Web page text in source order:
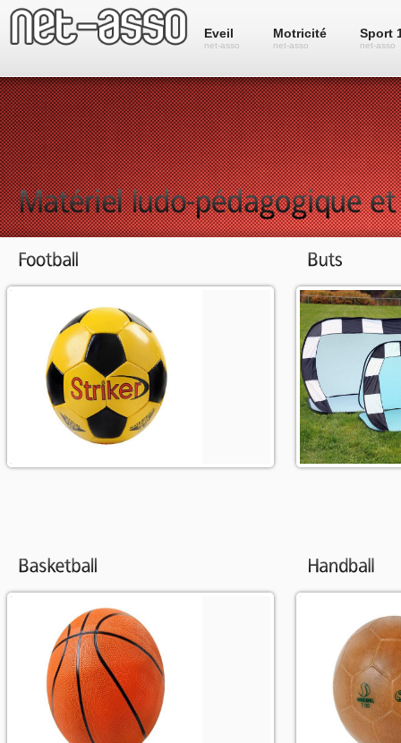
Eveil
net-asso
Motricité
net-asso
Sport
net-asso
Sélection de ballons de foot et
équipement.
Plus d'info
Sélections de
l'initiation.
Plus d'info
Sélection de ballons de basket et
accessoires.
Plus d'info
Sélection de
et accessoires.
Plus d'info